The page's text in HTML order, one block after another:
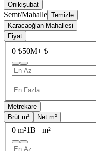
Onikişubat
Semt/Mahalle Temizle
Karacaoğlan Mahallesi
Fiyat
0 ₺50M+ ₺
—
Metrekare
Brüt m²
Net m²
0 m²1B+ m²